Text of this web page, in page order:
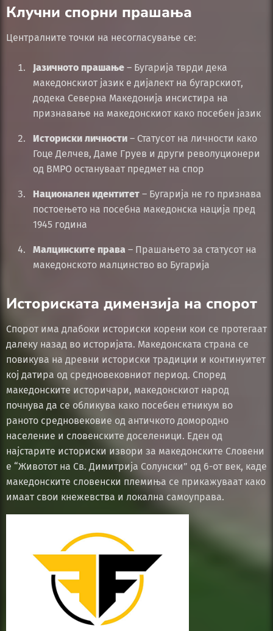
Клучни спорни прашања
Централните точки на несогласување се:
Јазичното прашање – Бугарија тврди дека
македонскиот јазик е дијалект на бугарскиот,
додека Северна Македонија инсистира на
признавање на македонскиот како посебен јазик
Историски личности – Статусот на личности како
Гоце Делчев, Даме Груев и други револуционери
од ВМРО остануваат предмет на спор
Национален идентитет – Бугарија не го признава
постоењето на посебна македонска нација пред
1945 година
Малцинските права – Прашањето за статусот на
македонското малцинство во Бугарија
Историската димензија на спорот
Спорот има длабоки историски корени кои се протегаат
далеку назад во историјата. Македонската страна се
повикува на древни историски традиции и континуитет
кој датира од средновековниот период. Според
македонските историчари, македонскиот народ
почнува да се обликува како посебен етникум во
раното средновековие од античкото домородно
население и словенските доселеници. Еден од
најстарите историски извори за македонските Словени
е “Животот на Св. Димитрија Солунски” од 6-от век, каде
македонските словенски племиња се прикажуваат како
имаат свои кнежевства и локална самоуправа.